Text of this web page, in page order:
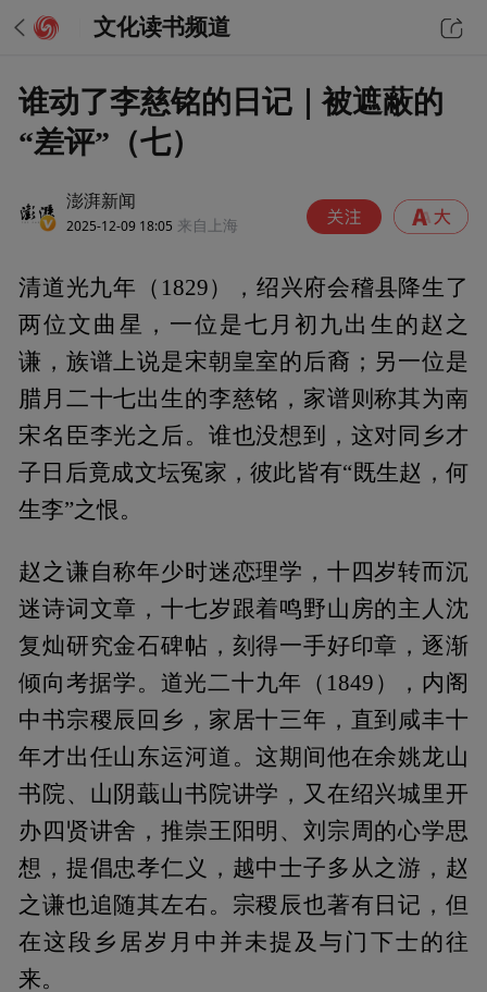
文化读书频道
谁动了李慈铭的日记｜被遮蔽的
“差评”（七）
澎湃新闻
2025-12-09 18:05 来自上海
清道光九年（1829），绍兴府会稽县降生了
两位文曲星，一位是七月初九出生的赵之
谦，族谱上说是宋朝皇室的后裔；另一位是
腊月二十七出生的李慈铭，家谱则称其为南
宋名臣李光之后。谁也没想到，这对同乡才
子日后竟成文坛冤家，彼此皆有“既生赵，何
生李”之恨。
赵之谦自称年少时迷恋理学，十四岁转而沉
迷诗词文章，十七岁跟着鸣野山房的主人沈
复灿研究金石碑帖，刻得一手好印章，逐渐
倾向考据学。道光二十九年（1849），内阁
中书宗稷辰回乡，家居十三年，直到咸丰十
年才出任山东运河道。这期间他在余姚龙山
书院、山阴蕺山书院讲学，又在绍兴城里开
办四贤讲舍，推崇王阳明、刘宗周的心学思
想，提倡忠孝仁义，越中士子多从之游，赵
之谦也追随其左右。宗稷辰也著有日记，但
在这段乡居岁月中并未提及与门下士的往
来。